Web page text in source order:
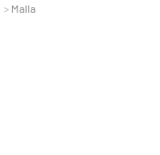
Malla